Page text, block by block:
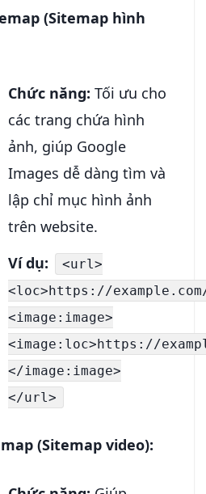
(Sitemap hình
Chức năng: Tối ưu cho
các trang chứa hình
ảnh, giúp Google
Images dễ dàng tìm và
lập chỉ mục hình ảnh
trên website.
Ví dụ:
<url>
<loc>https://
<image:image>
<image:loc>https://
</image:image>
</url>
(Sitemap video):